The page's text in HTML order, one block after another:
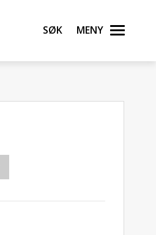
Søk Meny